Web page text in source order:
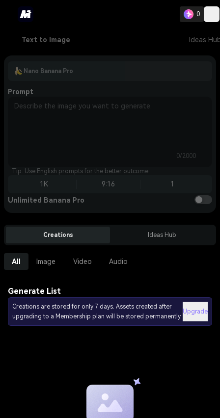
0
Text to Image Ideas
Nano Banana Pro
Prompt
0/2000
Tip: Use English prompts for the better outcome.
1K 9:16 1
Unlimited Banana Pro
Creations Ideas Hub
All Image Video Audio
Generate List
Creations are stored for only 7 days. Assets created after
upgrading to a Membership plan will be stored permanently.
Upgrade